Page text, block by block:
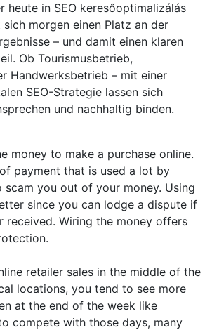
heute in SEO keresőoptimalizálás
morgen einen Platz an der
– und damit einen klaren
Ob Tourismusbetrieb,
Handwerksbetrieb – mit einer
SEO-Strategie lassen sich
und nachhaltig binden.
money to make a purchase online.
payment that is used a lot by
you out of your money. Using
since you can lodge a dispute if
received. Wiring the money offers
retailer sales in the middle of the
locations, you tend to see more
at the end of the week like
compete with those days, many